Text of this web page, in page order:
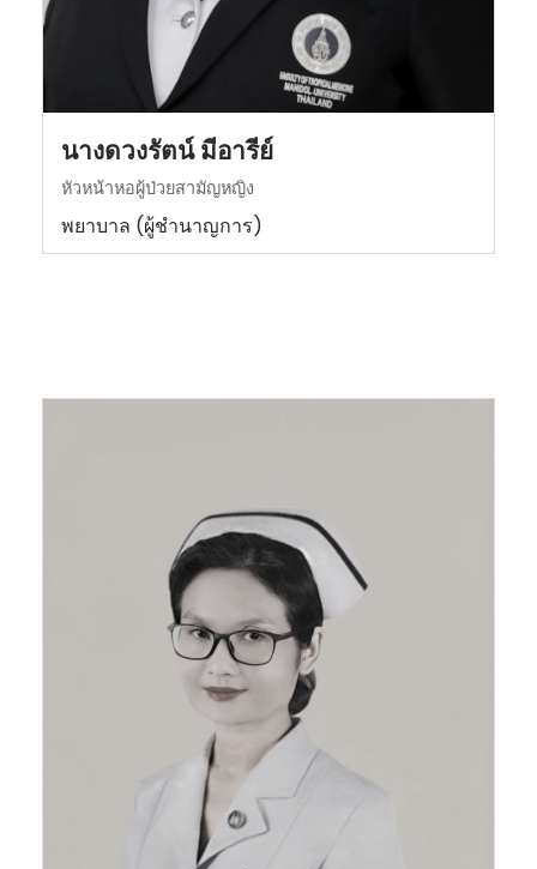
นางดวงรัตน์ มีอารีย์
หัวหน้าหอผู้ป่วยสามัญหญิง
พยาบาล (ผู้ชำนาญการ)